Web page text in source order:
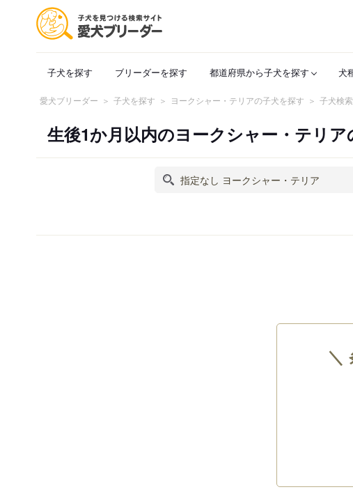
子犬を探す ブリーダーを探す 都道府県から子犬を探す 犬
愛犬ブリーダー 子犬を探す ヨークシャー・テリアの子犬を探す 子犬検
生後1か月以内のヨークシャー・テリア
＼